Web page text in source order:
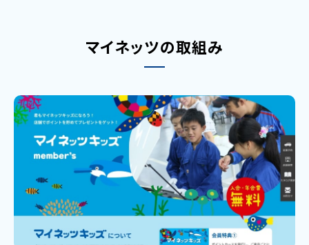
マイネッツの取組み